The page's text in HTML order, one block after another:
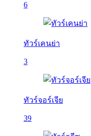
6
ทัวร์เคนย่า
3
ทัวร์จอร์เจีย
39